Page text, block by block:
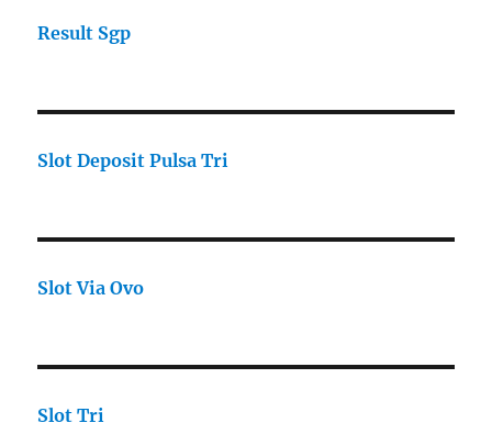
Result Sgp
Slot Deposit Pulsa Tri
Slot Via Ovo
Slot Tri